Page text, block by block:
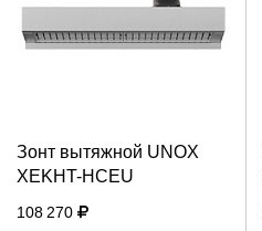
Зонт вытяжной UNOX
XEKHT-HCEU
108 270